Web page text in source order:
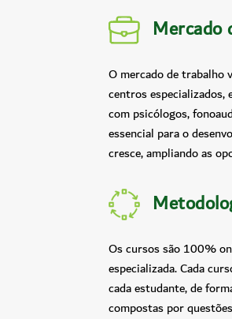
Mercado
O mercado de trabalho
centros
com psicólogos,
essencial para o
cresce, ampliando as
Os cursos são 100%
especializada. Cada
cada estudante, de
compostas por